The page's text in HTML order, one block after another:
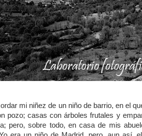
mi niñez de un niño de barrio, en el
pozo; casas con árboles frutales y
pero, sobre todo, en casa de mis